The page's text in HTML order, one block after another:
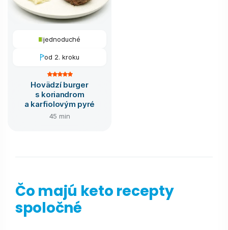
jednoduché
od 2. kroku
Hovädzí burger
s koriandrom
a karfiolovým pyré
45 min
Čo majú keto recepty
spoločné